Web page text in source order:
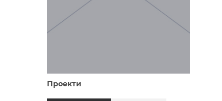
Проекти